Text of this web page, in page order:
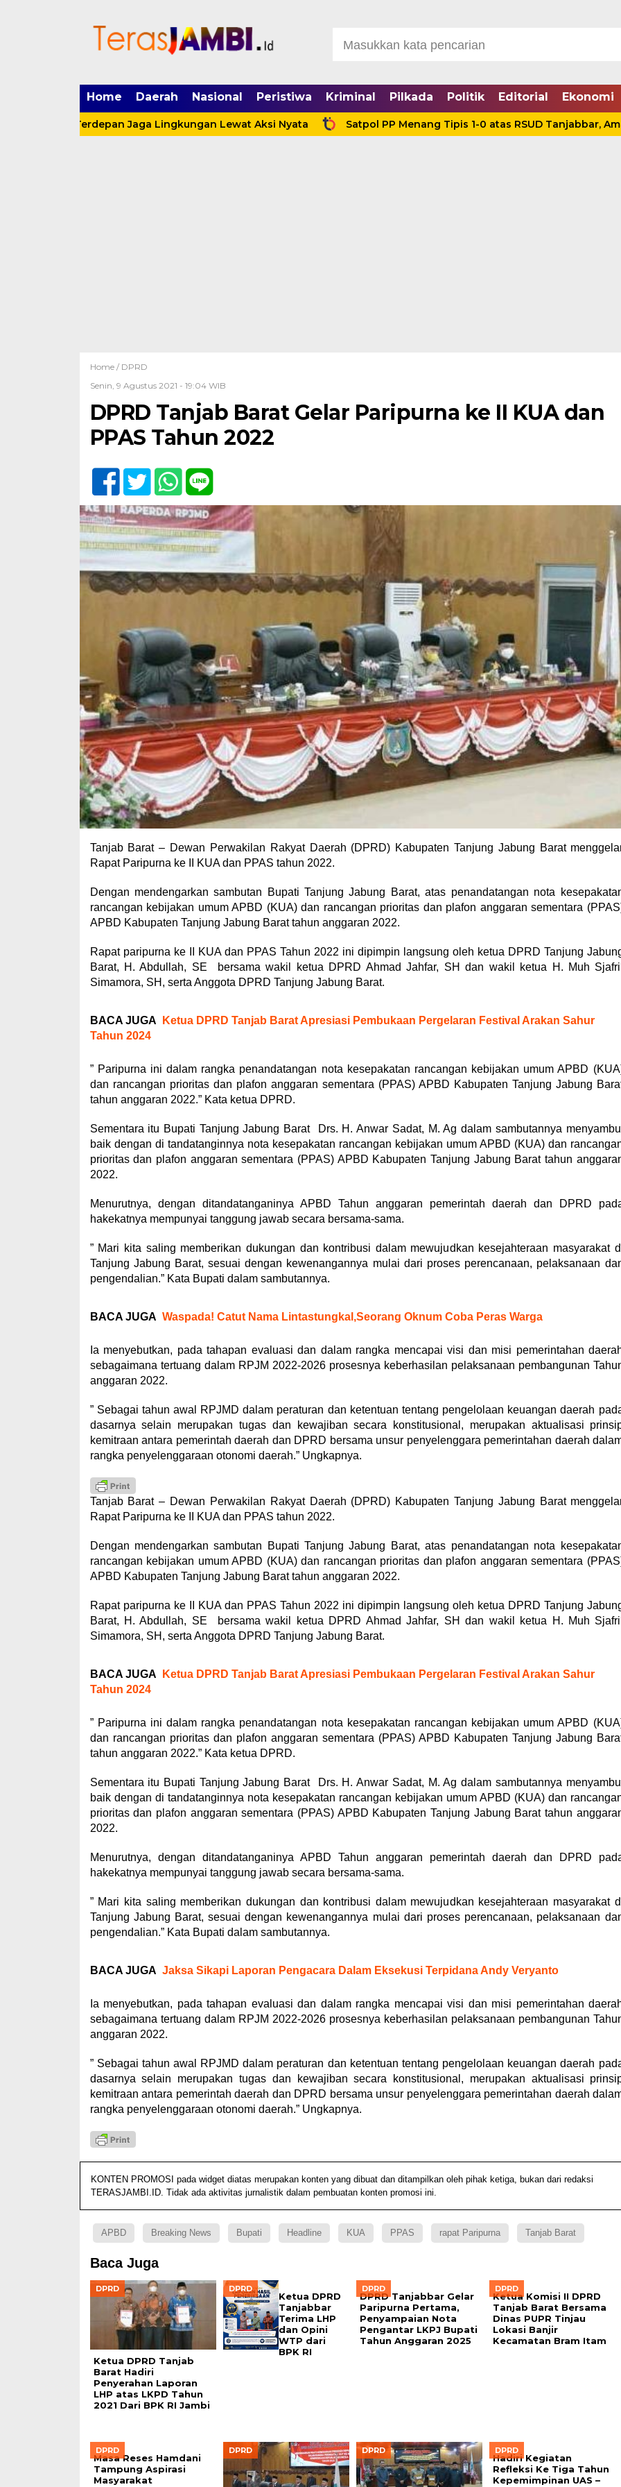
Home Daerah Nasional Peristiwa Kriminal Pilkada Politik Editorial Ekonomi
Terdepan Jaga Lingkungan Lewat Aksi Nyata Satpol PP Menang Tipis 1-0 atas RSUD Tanjabbar, Amankan
Home / DPRD
Senin, 9 Agustus 2021 - 19:04 WIB
DPRD Tanjab Barat Gelar Paripurna ke II KUA dan
PPAS Tahun 2022
Tanjab Barat – Dewan Perwakilan Rakyat Daerah (DPRD) Kabupaten Tanjung Jabung Barat
Rapat Paripurna ke II KUA dan PPAS tahun 2022.
Dengan mendengarkan sambutan Bupati Tanjung Jabung Barat, atas penandatangan nota
rancangan kebijakan umum APBD (KUA) dan rancangan prioritas dan plafon anggaran sementara
APBD Kabupaten Tanjung Jabung Barat tahun anggaran 2022.
Rapat paripurna ke II KUA dan PPAS Tahun 2022 ini dipimpin langsung oleh ketua DPRD Tanjung
Barat, H. Abdullah, SE bersama wakil ketua DPRD Ahmad Jahfar, SH dan wakil ketua H. Muh Sjafril
Simamora, SH, serta Anggota DPRD Tanjung Jabung Barat.
BACA JUGA
Ketua DPRD Tanjab Barat Apresiasi Pembukaan Pergelaran Festival Arakan Sahur
Tahun 2024
” Paripurna ini dalam rangka penandatangan nota kesepakatan rancangan kebijakan umum APBD
dan rancangan prioritas dan plafon anggaran sementara (PPAS) APBD Kabupaten Tanjung Jabung
tahun anggaran 2022.” Kata ketua DPRD.
Sementara itu Bupati Tanjung Jabung Barat Drs. H. Anwar Sadat, M. Ag dalam sambutannya
baik dengan di tandatanginnya nota kesepakatan rancangan kebijakan umum APBD (KUA) dan
prioritas dan plafon anggaran sementara (PPAS) APBD Kabupaten Tanjung Jabung Barat tahun
2022.
Menurutnya, dengan ditandatanganinya APBD Tahun anggaran pemerintah daerah dan DPRD
hakekatnya mempunyai tanggung jawab secara bersama-sama.
” Mari kita saling memberikan dukungan dan kontribusi dalam mewujudkan kesejahteraan masyarakat
Tanjung Jabung Barat, sesuai dengan kewenangannya mulai dari proses perencanaan, pelaksanaan
pengendalian.” Kata Bupati dalam sambutannya.
BACA JUGA Waspada! Catut Nama Lintastungkal,Seorang Oknum Coba Peras Warga
Ia menyebutkan, pada tahapan evaluasi dan dalam rangka mencapai visi dan misi pemerintahan
sebagaimana tertuang dalam RPJM 2022-2026 prosesnya keberhasilan pelaksanaan pembangunan
anggaran 2022.
” Sebagai tahun awal RPJMD dalam peraturan dan ketentuan tentang pengelolaan keuangan daerah
dasarnya selain merupakan tugas dan kewajiban secara konstitusional, merupakan aktualisasi
kemitraan antara pemerintah daerah dan DPRD bersama unsur penyelenggara pemerintahan daerah
rangka penyelenggaraan otonomi daerah.” Ungkapnya.
Tanjab Barat – Dewan Perwakilan Rakyat Daerah (DPRD) Kabupaten Tanjung Jabung Barat
Rapat Paripurna ke II KUA dan PPAS tahun 2022.
Dengan mendengarkan sambutan Bupati Tanjung Jabung Barat, atas penandatangan nota
rancangan kebijakan umum APBD (KUA) dan rancangan prioritas dan plafon anggaran sementara
APBD Kabupaten Tanjung Jabung Barat tahun anggaran 2022.
Rapat paripurna ke II KUA dan PPAS Tahun 2022 ini dipimpin langsung oleh ketua DPRD Tanjung
Barat, H. Abdullah, SE bersama wakil ketua DPRD Ahmad Jahfar, SH dan wakil ketua H. Muh Sjafril
Simamora, SH, serta Anggota DPRD Tanjung Jabung Barat.
BACA JUGA
Ketua DPRD Tanjab Barat Apresiasi Pembukaan Pergelaran Festival Arakan Sahur
Tahun 2024
” Paripurna ini dalam rangka penandatangan nota kesepakatan rancangan kebijakan umum APBD
dan rancangan prioritas dan plafon anggaran sementara (PPAS) APBD Kabupaten Tanjung Jabung
tahun anggaran 2022.” Kata ketua DPRD.
Sementara itu Bupati Tanjung Jabung Barat Drs. H. Anwar Sadat, M. Ag dalam sambutannya
baik dengan di tandatanginnya nota kesepakatan rancangan kebijakan umum APBD (KUA) dan
prioritas dan plafon anggaran sementara (PPAS) APBD Kabupaten Tanjung Jabung Barat tahun
2022.
Menurutnya, dengan ditandatanganinya APBD Tahun anggaran pemerintah daerah dan DPRD
hakekatnya mempunyai tanggung jawab secara bersama-sama.
” Mari kita saling memberikan dukungan dan kontribusi dalam mewujudkan kesejahteraan masyarakat
Tanjung Jabung Barat, sesuai dengan kewenangannya mulai dari proses perencanaan, pelaksanaan
pengendalian.” Kata Bupati dalam sambutannya.
BACA JUGA Jaksa Sikapi Laporan Pengacara Dalam Eksekusi Terpidana Andy Veryanto
Ia menyebutkan, pada tahapan evaluasi dan dalam rangka mencapai visi dan misi pemerintahan
sebagaimana tertuang dalam RPJM 2022-2026 prosesnya keberhasilan pelaksanaan pembangunan
anggaran 2022.
” Sebagai tahun awal RPJMD dalam peraturan dan ketentuan tentang pengelolaan keuangan daerah
dasarnya selain merupakan tugas dan kewajiban secara konstitusional, merupakan aktualisasi
kemitraan antara pemerintah daerah dan DPRD bersama unsur penyelenggara pemerintahan daerah
rangka penyelenggaraan otonomi daerah.” Ungkapnya.
KONTEN PROMOSI pada widget diatas merupakan konten yang dibuat dan ditampilkan oleh pihak ketiga, bukan dari redaksi
TERASJAMBI.ID. Tidak ada aktivitas jurnalistik dalam pembuatan konten promosi ini.
APBD Breaking News Bupati Headline KUA PPAS rapat Paripurna Tanjab Barat
Baca Juga
DPRD
Ketua DPRD Tanjab
Barat Hadiri
Penyerahan Laporan
LHP atas LKPD Tahun
2021 Dari BPK RI Jambi
DPRD
Ketua DPRD
Tanjabbar
Terima LHP
dan Opini
WTP dari
BPK RI
DPRD
DPRD Tanjabbar Gelar
Paripurna Pertama,
Penyampaian Nota
Pengantar LKPJ Bupati
Tahun Anggaran 2025
DPRD
Ketua Komisi II DPRD
Tanjab Barat Bersama
Dinas PUPR Tinjau
Lokasi Banjir
Kecamatan Bram Itam
DPRD
Masa Reses Hamdani
Tampung Aspirasi
Masyarakat
DPRD DPRD DPRD
Hadiri Kegiatan
Refleksi Ke Tiga Tahun
Kepemimpinan UAS –